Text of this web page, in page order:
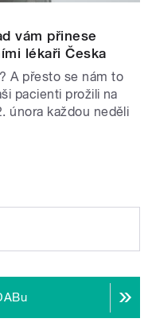
vám přinese
lékaři Česka
A přesto se nám to
pacienti prožili na
února každou neděli